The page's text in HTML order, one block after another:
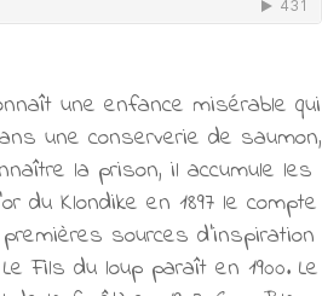
une enfance misérable qui
une conserverie de saumon,
la prison, il accumule les
du Klondike en 1897 le compte
sources d’inspiration
Fils du loup paraît en 1900. Le